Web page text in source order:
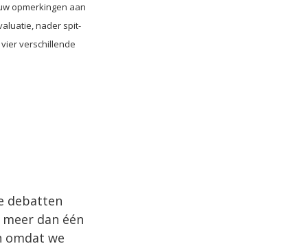
opmerkingen aan
nader spit-
verschillende
debatten
dan één
omdat we